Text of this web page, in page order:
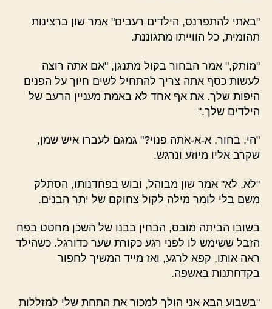
"באתי להתפרנס, הילדים רעבים" אמר שון ברצינות
תהומית, כל הווייתו מתגוננת.
"מותק," אמר הבחור בקול מתנגן, "אם אתה רוצה
לעשות כסף אתה צריך להתחיל לשים חיוך על הפנים
היפות שלך. את אף אחד לא באמת מעניין הרעב של
הילדים שלך."
"הי, בחור, א-א-אתה פנוי?" גמגם לעברו איש שמן,
שקרב אליו מיוזע ונרגש.
"לא, לא" אמר שון מבוהל, ובוש בפחדנותו, הסתלק
משם בלי לומר מילה לקול צחוקם של יתר הבנים.
בשובו הביתה מובס, הבחין בבנו של השכן מחטט בפח
הזבל ששימש לו לפני רגע כקורת שער כדורגל. כשהילד
ראה אותו, קפא לרגע, ואז מייד המשיך לחפור
בקדחתנות באשפה.
"בשבוע הבא אני הולך למכור את התחת שלי למזללות